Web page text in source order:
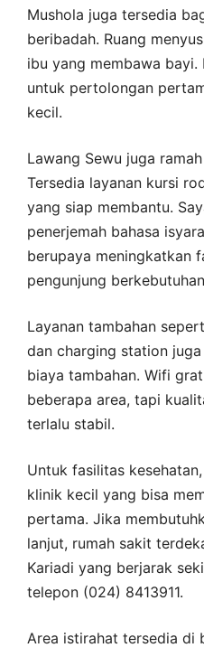
Mushola juga tersedia
beribadah. Ruang
ibu yang membawa bayi.
untuk pertolongan
kecil.
Lawang Sewu juga
Tersedia layanan kursi
yang siap membantu.
penerjemah bahasa
berupaya meningkatkan
pengunjung
Layanan tambahan
dan charging station
biaya tambahan. Wifi
beberapa area, tapi
terlalu stabil.
Untuk fasilitas
klinik kecil yang bisa
pertama. Jika
lanjut, rumah sakit
Kariadi yang berjarak
telepon (024) 8413911.
Area istirahat tersedia di